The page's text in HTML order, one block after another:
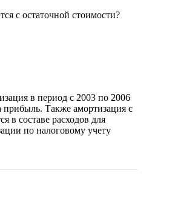
с остаточной стоимости?
в период с 2003 по 2006
прибыль. Также амортизация с
в составе расходов для
по налоговому учету